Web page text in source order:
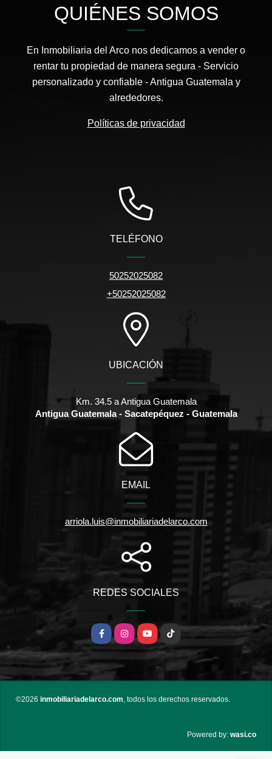
QUIÉNES SOMOS
En Inmobiliaria del Arco nos dedicamos a vender o
rentar tu propiedad de manera segura - Servicio
personalizado y confiable - Antigua Guatemala y
alrededores.
Políticas de privacidad
TELÉFONO
50252025082
+50252025082
UBICACIÓN
Km. 34.5 a Antigua Guatemala
Antigua Guatemala - Sacatepéquez - Guatemala
EMAIL
arriola.luis@inmobiliariadelarco.com
REDES SOCIALES
FacebookInstagramYouTubeTikTok
©2026 inmobiliariadelarco.com, todos los derechos reservados.
Powered by: wasi.co